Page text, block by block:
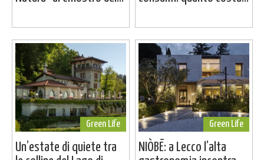
Green Life
Un’estate di quiete tra
Green Life
NIÒBĒ: a Lecco l’alta